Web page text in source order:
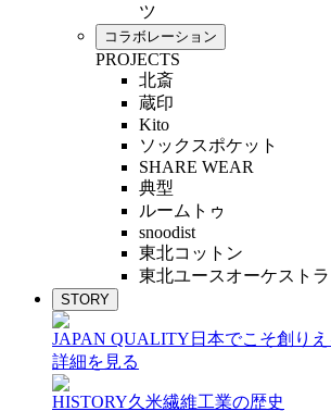
ツ
コラボレーション
PROJECTS
北斎
蔵印
Kito
ソックスポケット
SHARE WEAR
典型
ルームトゥ
snoodist
東北コットン
東北ユースオーケストラ
STORY
JAPAN QUALITY 日本でこそ創り
詳細を見る
HISTORY久米繊維工業の歴史